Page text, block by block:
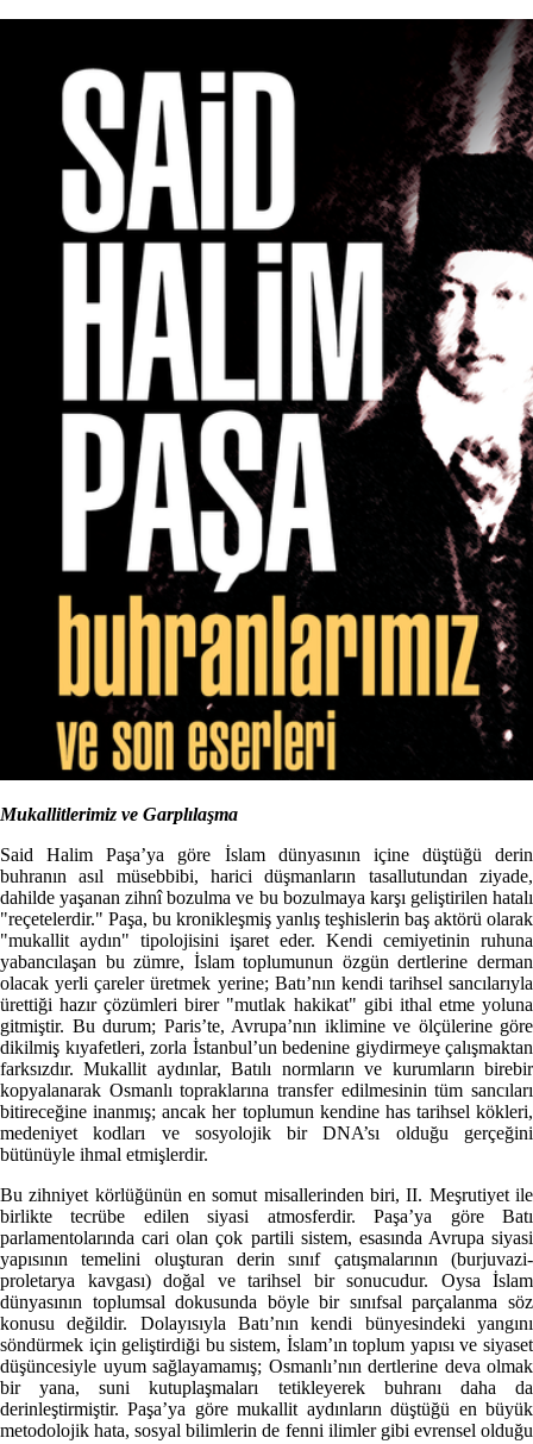
Mukallitlerimiz ve Garplılaşma
Said Halim Paşa’ya göre İslam dünyasının içine düştüğü derin
buhranın asıl müsebbibi, harici düşmanların tasallutundan ziyade,
dahilde yaşanan zihnî bozulma ve bu bozulmaya karşı geliştirilen hatalı
"reçetelerdir." Paşa, bu kronikleşmiş yanlış teşhislerin baş aktörü olarak
"mukallit aydın" tipolojisini işaret eder. Kendi cemiyetinin ruhuna
yabancılaşan bu zümre, İslam toplumunun özgün dertlerine derman
olacak yerli çareler üretmek yerine; Batı’nın kendi tarihsel sancılarıyla
ürettiği hazır çözümleri birer "mutlak hakikat" gibi ithal etme yoluna
gitmiştir. Bu durum; Paris’te, Avrupa’nın iklimine ve ölçülerine göre
dikilmiş kıyafetleri, zorla İstanbul’un bedenine giydirmeye çalışmaktan
farksızdır. Mukallit aydınlar, Batılı normların ve kurumların birebir
kopyalanarak Osmanlı topraklarına transfer edilmesinin tüm sancıları
bitireceğine inanmış; ancak her toplumun kendine has tarihsel kökleri,
medeniyet kodları ve sosyolojik bir DNA’sı olduğu gerçeğini
bütünüyle ihmal etmişlerdir.
Bu zihniyet körlüğünün en somut misallerinden biri, II. Meşrutiyet ile
birlikte tecrübe edilen siyasi atmosferdir. Paşa’ya göre Batı
parlamentolarında cari olan çok partili sistem, esasında Avrupa siyasi
yapısının temelini oluşturan derin sınıf çatışmalarının (burjuvazi-
proletarya kavgası) doğal ve tarihsel bir sonucudur. Oysa İslam
dünyasının toplumsal dokusunda böyle bir sınıfsal parçalanma söz
konusu değildir. Dolayısıyla Batı’nın kendi bünyesindeki yangını
söndürmek için geliştirdiği bu sistem, İslam’ın toplum yapısı ve siyaset
düşüncesiyle uyum sağlayamamış; Osmanlı’nın dertlerine deva olmak
bir yana, suni kutuplaşmaları tetikleyerek buhranı daha da
derinleştirmiştir. Paşa’ya göre mukallit aydınların düştüğü en büyük
metodolojik hata, sosyal bilimlerin de fenni ilimler gibi evrensel olduğu